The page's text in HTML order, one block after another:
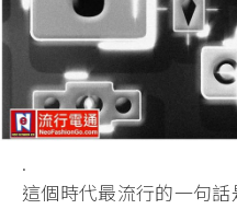
.
這個時代最流行的一句話